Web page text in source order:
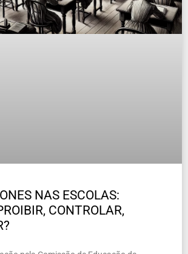
NAS ESCOLAS:
CONTROLAR,